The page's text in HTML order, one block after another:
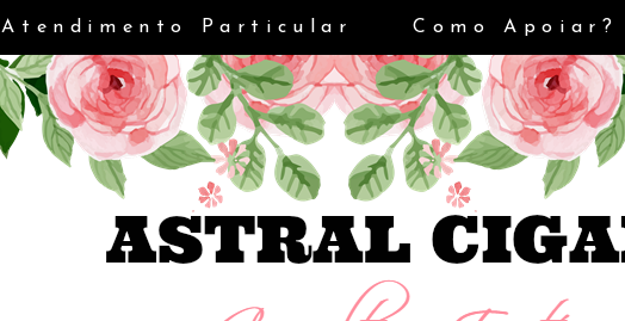
Atendimento Particular Como Apoiar?